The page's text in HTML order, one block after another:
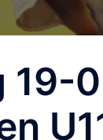
19-